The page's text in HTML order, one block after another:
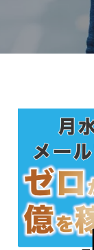
サ
イ
ド
バ
ー